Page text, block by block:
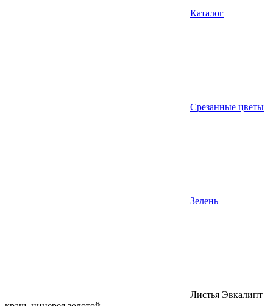
Каталог
Срезанные цветы
Зелень
Листья Эвкалипт